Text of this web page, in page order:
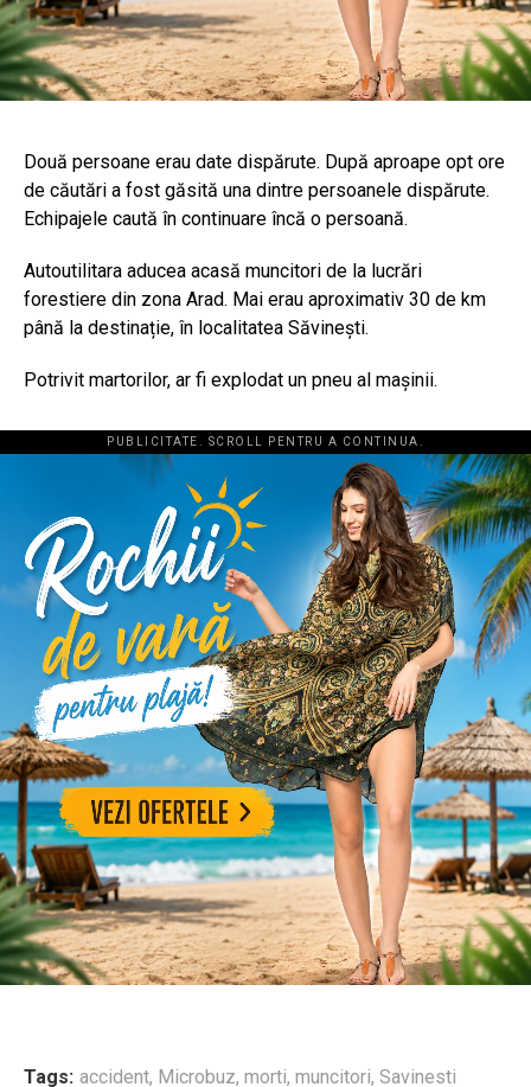
Două persoane erau date dispărute. După aproape opt ore
de căutări a fost găsită una dintre persoanele dispărute.
Echipajele caută în continuare încă o persoană.
Autoutilitara aducea acasă muncitori de la lucrări
forestiere din zona Arad. Mai erau aproximativ 30 de km
până la destinație, în localitatea Săvinești.
Potrivit martorilor, ar fi explodat un pneu al mașinii.
PUBLICITATE. SCROLL PENTRU A CONTINUA.
Tags: accident, Microbuz, morti, muncitori, Savinesti